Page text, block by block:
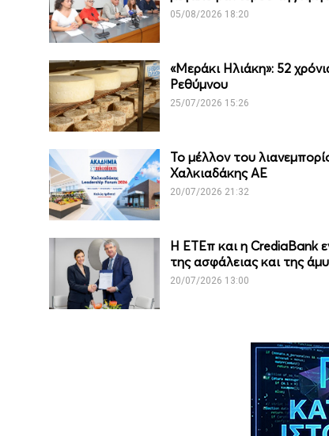
05/08/2026 18:20
«Μεράκι Ηλιάκη»: 52
Ρεθύμνου
25/07/2026 15:26
Το μέλλον του
Χαλκιαδάκης ΑΕ
20/07/2026 21:32
Η ΕΤΕπ και η CrediaBank
της ασφάλειας και της
20/07/2026 13:00